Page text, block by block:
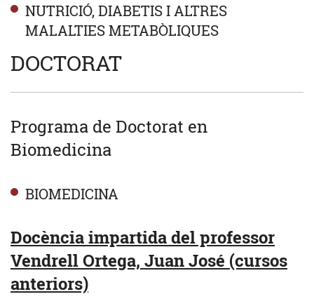
NUTRICIÓ, DIABETIS I ALTRES
MALALTIES METABÒLIQUES
DOCTORAT
Programa de Doctorat en
Biomedicina
BIOMEDICINA
Docència impartida del professor
Vendrell Ortega, Juan José (cursos
anteriors)